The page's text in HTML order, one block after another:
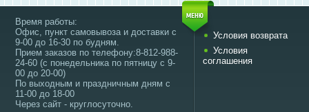
Время работы:
Офис, пункт самовывоза и доставки с
9-00 до 16-30 по будням.
Прием заказов по телефону:8-812-988-
24-60 (с понедельника по пятницу с 9-
00 до 20-00)
По выходным и праздничным дням с
11-00 до 18-00
Через сайт - круглосуточно.
Условия возврата
Условия
соглашения